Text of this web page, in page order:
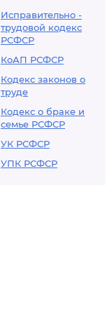
Исправительно -
трудовой кодекс
РСФСР
КоАП РСФСР
Кодекс законов о
труде
Кодекс о браке и
семье РСФСР
УК РСФСР
УПК РСФСР